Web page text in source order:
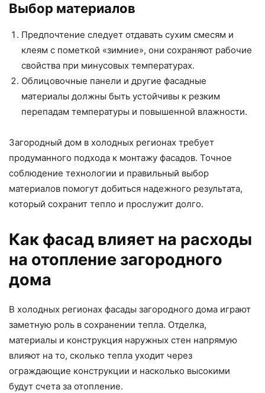
Выбор материалов
Предпочтение следует отдавать сухим смесям и
клеям с пометкой «зимние», они сохраняют рабочие
свойства при минусовых температурах.
Облицовочные панели и другие фасадные
материалы должны быть устойчивы к резким
перепадам температуры и повышенной влажности.
Загородный дом в холодных регионах требует
продуманного подхода к монтажу фасадов. Точное
соблюдение технологии и правильный выбор
материалов помогут добиться надежного результата,
который сохранит тепло и прослужит долго.
Как фасад влияет на расходы
на отопление загородного
дома
В холодных регионах фасады загородного дома играют
заметную роль в сохранении тепла. Отделка,
материалы и конструкция наружных стен напрямую
влияют на то, сколько тепла уходит через
ограждающие конструкции и насколько высокими
будут счета за отопление.